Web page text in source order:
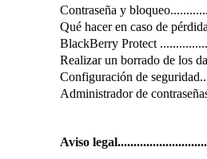
Contraseña y
Qué hacer en caso de
BlackBerry Protect
Realizar un borrado de los
Configuración de
Administrador de
Aviso